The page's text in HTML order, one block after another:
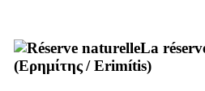
La
(Ερημίτης/Erimítis)